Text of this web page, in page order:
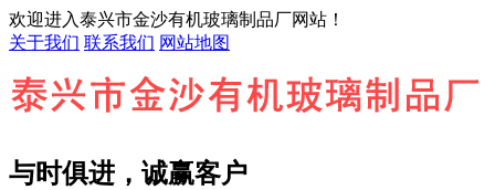
欢迎进入泰兴市金沙有机玻璃制品厂网站！
关于我们 联系我们 网站地图
与时俱进，诚赢客户